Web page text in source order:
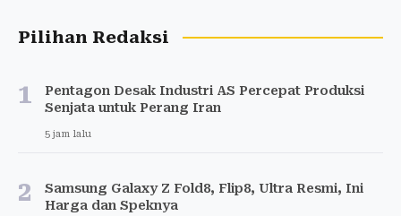
Pilihan Redaksi
1
Pentagon Desak Industri AS Percepat Produksi
Senjata untuk Perang Iran
5 jam lalu
2
Samsung Galaxy Z Fold8, Flip8, Ultra Resmi, Ini
Harga dan Speknya